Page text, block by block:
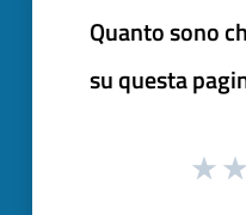
Quanto sono
su questa